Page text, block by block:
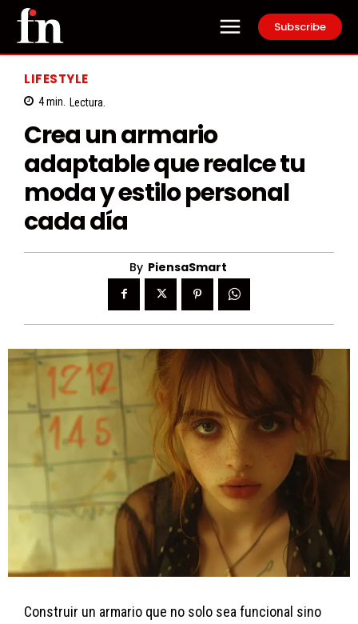
Subscribe
LIFESTYLE
4min. Lectura.
Crea un armario
adaptable que realce tu
moda y estilo personal
cada día
By PiensaSmart
Construir un armario que no solo sea funcional sino